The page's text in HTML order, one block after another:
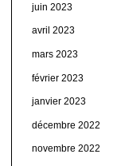
juin 2023
avril 2023
mars 2023
février 2023
janvier 2023
décembre 2022
novembre 2022